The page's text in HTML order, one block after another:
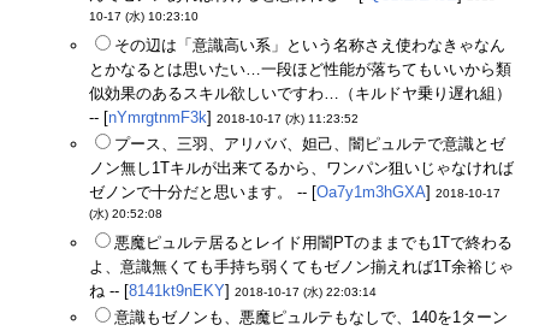
10-17 (水) 10:23:10
その辺は「意識高い系」という名称さえ使わなきゃなん
とかなるとは思いたい…一段ほど性能が落ちてもいいから類
似効果のあるスキル欲しいですわ…（キルドヤ乗り遅れ組）
-- [nYmrgtnmF3k] 2018-10-17 (水) 11:23:52
プース、三羽、アリババ、妲己、闇ピュルテで意識とゼ
ノン無し1Tキルが出来てるから、ワンパン狙いじゃなければ
ゼノンで十分だと思います。 -- [Oa7y1m3hGXA] 2018-10-17
(水) 20:52:08
悪魔ピュルテ居るとレイド用闇PTのままでも1Tで終わる
よ、意識無くても手持ち弱くてもゼノン揃えれば1T余裕じゃ
ね -- [8141kt9nEKY] 2018-10-17 (水) 22:03:14
意識もゼノンも、悪魔ピュルテもなしで、140を1ターン